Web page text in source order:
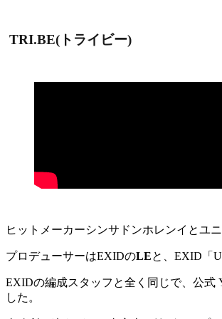
TRI.BE(トライビー)
ヒットメーカーシンサドンホレンイとユ
プロデューサーはEXIDのLEと、EXID「
EXIDの編成スタッフと全く同じで、公式
した。